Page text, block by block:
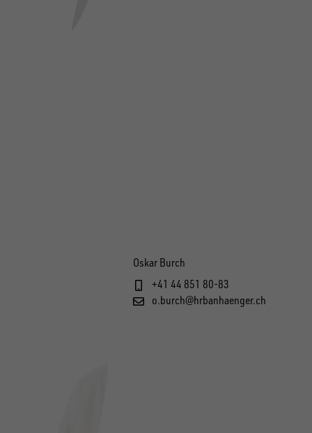
Oskar Burch
+41 44 851 80-83
o.burch@hrbanhaenger.ch